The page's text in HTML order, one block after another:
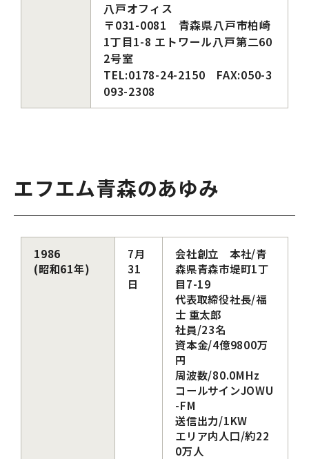
八戸オフィス
〒031-0081 青森県八戸市柏崎
1丁目1-8 エトワール八戸第二60
2号室
TEL:0178-24-2150 FAX:050-3
093-2308
エフエム青森のあゆみ
1986
(昭和61年)
7月
31
日
会社創立 本社/青
森県青森市堤町1丁
目7-19
代表取締役社長/福
士 重太郎
社員/23名
資本金/4億9800万
円
周波数/80.0MHz
コールサインJOWU
-FM
送信出力/1KW
エリア内人口/約22
0万人